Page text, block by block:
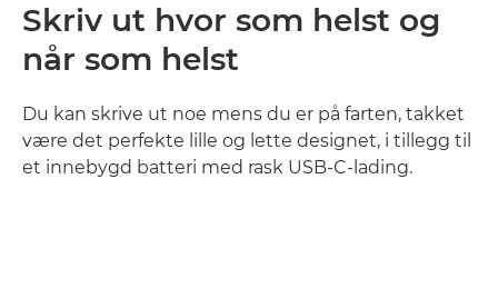
Skriv ut hvor som helst og
når som helst
Du kan skrive ut noe mens du er på farten, takket
være det perfekte lille og lette designet, i tillegg til
et innebygd batteri med rask USB-C-lading.